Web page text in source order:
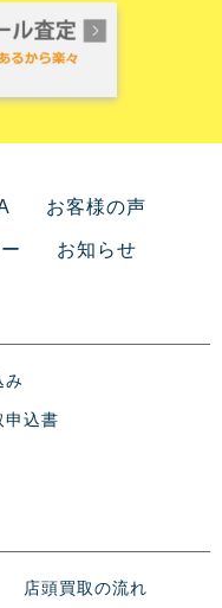
お客様の声
お知らせ
み
申込書
店頭買取の流れ